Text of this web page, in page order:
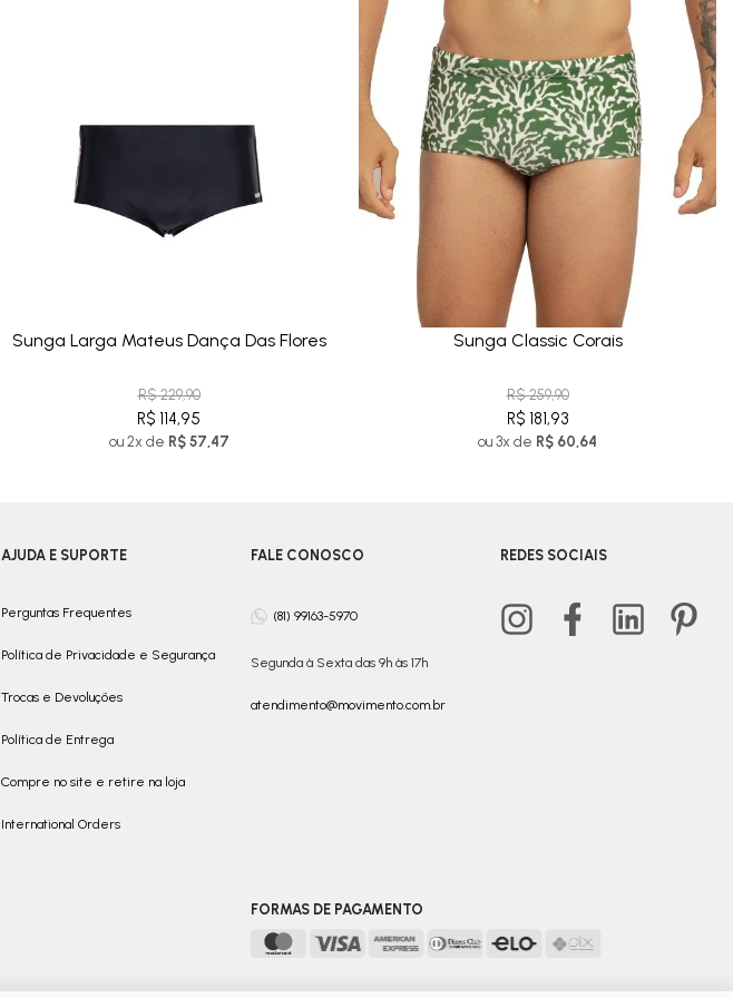
Sunga Larga Mateus Dança Das Flores
R$ 229,90
R$ 114,95
ou 2x de R$ 57,47
Sunga Classic Corais
R$ 259,90
R$ 181,93
ou 3x de R$ 60,64
AJUDA E SUPORTE
Perguntas Frequentes
Política de Privacidade e Segurança
Trocas e Devoluções
Política de Entrega
Compre no site e retire na loja
International Orders
FALE CONOSCO
(81) 99163-5970
Segunda à Sexta das 9h às 17h
atendimento@movimento.com.br
REDES SOCIAIS
FORMAS DE PAGAMENTO